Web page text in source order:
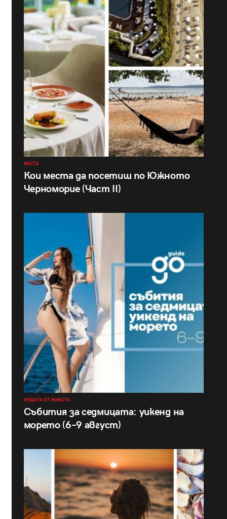
МЕСТА
Кои места да посетиш по Южното
Черноморие (Част II)
НЕЩАТА ОТ ЖИВОТА
Събития за седмицата: уикенд на
морето (6–9 август)